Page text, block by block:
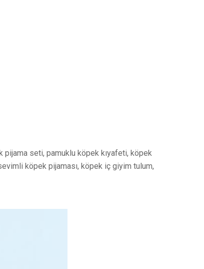
seti, pamuklu köpek kıyafeti, köpek
köpek pijaması, köpek iç giyim tulum,